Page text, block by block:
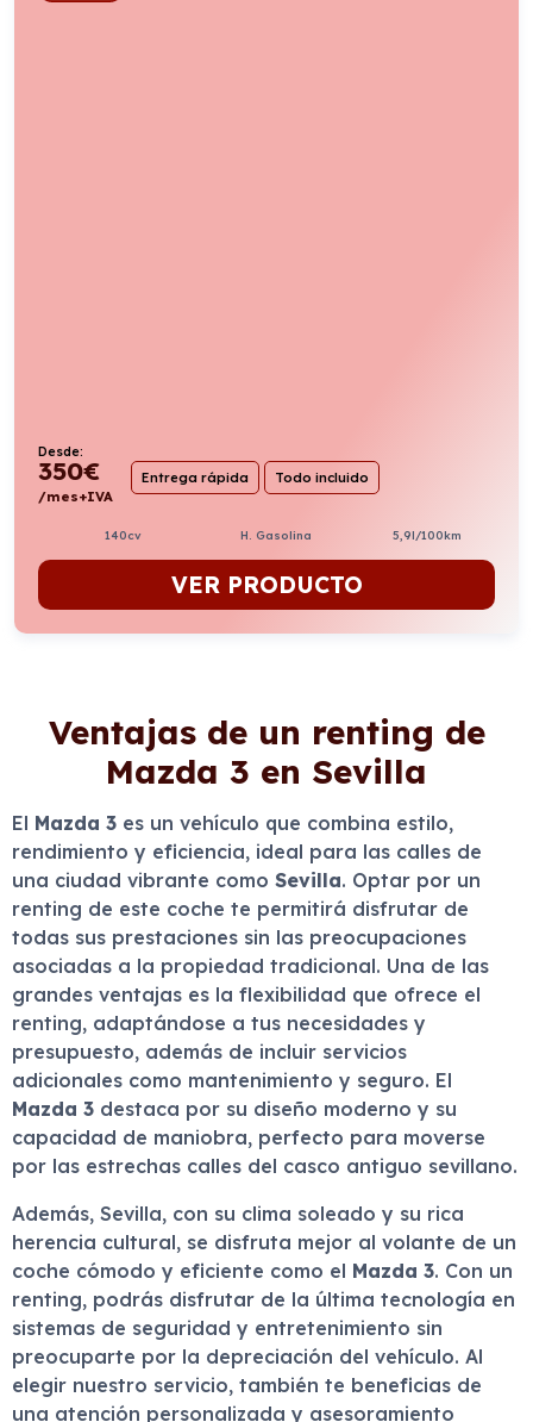
Desde:
350€
/mes+IVA
Entrega rápida Todo incluido
140cv H. Gasolina 5,9l/100km
VER PRODUCTO
Ventajas de un renting de
Mazda 3 en Sevilla
El Mazda 3 es un vehículo que combina estilo,
rendimiento y eficiencia, ideal para las calles de
una ciudad vibrante como Sevilla. Optar por un
renting de este coche te permitirá disfrutar de
todas sus prestaciones sin las preocupaciones
asociadas a la propiedad tradicional. Una de las
grandes ventajas es la flexibilidad que ofrece el
renting, adaptándose a tus necesidades y
presupuesto, además de incluir servicios
adicionales como mantenimiento y seguro. El
Mazda 3 destaca por su diseño moderno y su
capacidad de maniobra, perfecto para moverse
por las estrechas calles del casco antiguo sevillano.
Además, Sevilla, con su clima soleado y su rica
herencia cultural, se disfruta mejor al volante de un
coche cómodo y eficiente como el Mazda 3. Con un
renting, podrás disfrutar de la última tecnología en
sistemas de seguridad y entretenimiento sin
preocuparte por la depreciación del vehículo. Al
elegir nuestro servicio, también te beneficias de
una atención personalizada y asesoramiento